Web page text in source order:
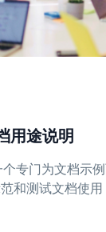
用途说明
专门为文档示
和测试文档使